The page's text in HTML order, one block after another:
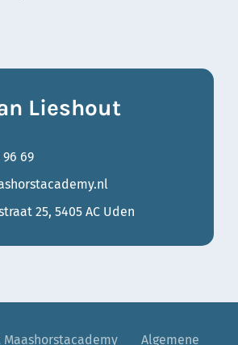
Lieshout
69
25, 5405 AC Uden
Algemene